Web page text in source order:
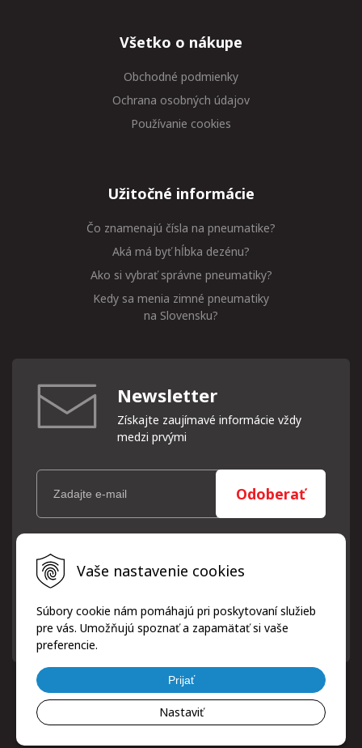
Vaše nastavenie cookies
Súbory cookie nám pomáhajú pri poskytovaní služieb
pre vás. Umožňujú spoznať a zapamätať si vaše
preferencie.
Prijať
Nastaviť
Všetko o nákupe
Obchodné podmienky
Ochrana osobných údajov
Používanie cookies
Užitočné informácie
Čo znamenajú čísla na pneumatike?
Aká má byť hĺbka dezénu?
Ako si vybrať správne pneumatiky?
Kedy sa menia zimné pneumatiky
na Slovensku?
Newsletter
Získajte zaujímavé informácie vždy
medzi prvými
Odoberať
Vaše osobné údaje (email) budeme spracovávať len za týmto
účelom v súlade s platnou legislatívou a zásadami ochrany
osobných údajov. Súhlas potvrdíte kliknutím na odkaz, ktorý
písomne, emailom alebo kliknutím na odkaz z ktoréhokoľvek
informačného emailu.
© 2026 ProfiPneuServis!